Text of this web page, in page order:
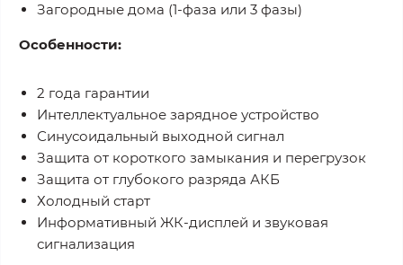
Загородные дома (1-фаза или 3 фазы)
Особенности:
2 года гарантии
Интеллектуальное зарядное устройство
Синусоидальный выходной сигнал
Защита от короткого замыкания и перегрузок
Защита от глубокого разряда АКБ
Холодный старт
Информативный ЖК-дисплей и звуковая
сигнализация